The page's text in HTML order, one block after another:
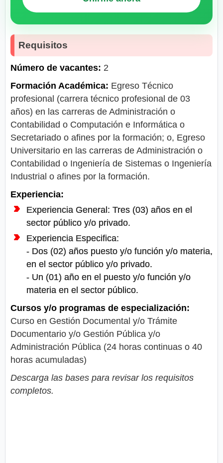
Requisitos
Número de vacantes: 2
Formación Académica: Egreso Técnico
profesional (carrera técnico profesional de 03
años) en las carreras de Administración o
Contabilidad o Computación e Informática o
Secretariado o afines por la formación; o, Egreso
Universitario en las carreras de Administración o
Contabilidad o Ingeniería de Sistemas o Ingeniería
Industrial o afines por la formación.
Experiencia:
Experiencia General: Tres (03) años en el
sector público y/o privado.
Experiencia Especifica:
- Dos (02) años puesto y/o función y/o materia,
en el sector público y/o privado.
- Un (01) año en el puesto y/o función y/o
materia en el sector público.
Cursos y/o programas de especialización:
Curso en Gestión Documental y/o Trámite
Documentario y/o Gestión Pública y/o
Administración Pública (24 horas continuas o 40
horas acumuladas)
Descarga las bases para revisar los requisitos
completos.